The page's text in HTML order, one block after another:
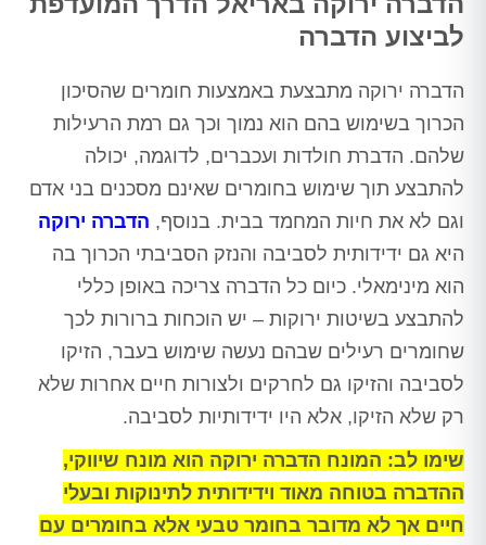
לביצוע הדברה
הדברה ירוקה מתבצעת באמצעות חומרים שהסיכון
הכרוך בשימוש בהם הוא נמוך וכך גם רמת הרעילות
שלהם. הדברת חולדות ועכברים, לדוגמה, יכולה
להתבצע תוך שימוש בחומרים שאינם מסכנים בני אדם
וגם לא את חיות המחמד בבית. בנוסף, הדברה ירוקה
היא גם ידידותית לסביבה והנזק הסביבתי הכרוך בה
הוא מינימאלי. כיום כל הדברה צריכה באופן כללי
להתבצע בשיטות ירוקות – יש הוכחות ברורות לכך
שחומרים רעילים שבהם נעשה שימוש בעבר, הזיקו
לסביבה והזיקו גם לחרקים ולצורות חיים אחרות שלא
רק שלא הזיקו, אלא היו ידידותיות לסביבה.
שימו לב: המונח הדברה ירוקה הוא מונח שיווקי,
ההדברה בטוחה מאוד וידידותית לתינוקות ובעלי
חיים אך לא מדובר בחומר טבעי אלא בחומרים עם